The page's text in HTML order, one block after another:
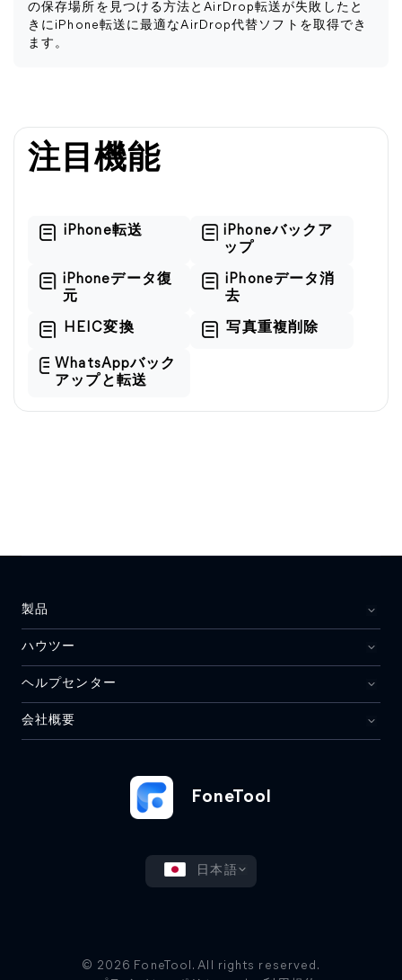
の保存場所を見つける方法とAirDrop転送が失敗したと
きにiPhone転送に最適なAirDrop代替ソフトを取得でき
ます。
注目機能
iPhone転送
iPhoneバックア
ップ
iPhoneデータ復
元
iPhoneデータ消
去
HEIC変換 写真重複削除
WhatsAppバック
アップと転送
FoneTool
日本語
製品
ハウツー
ヘルプセンター
会社概要
© 2026 FoneTool. All rights reserved.